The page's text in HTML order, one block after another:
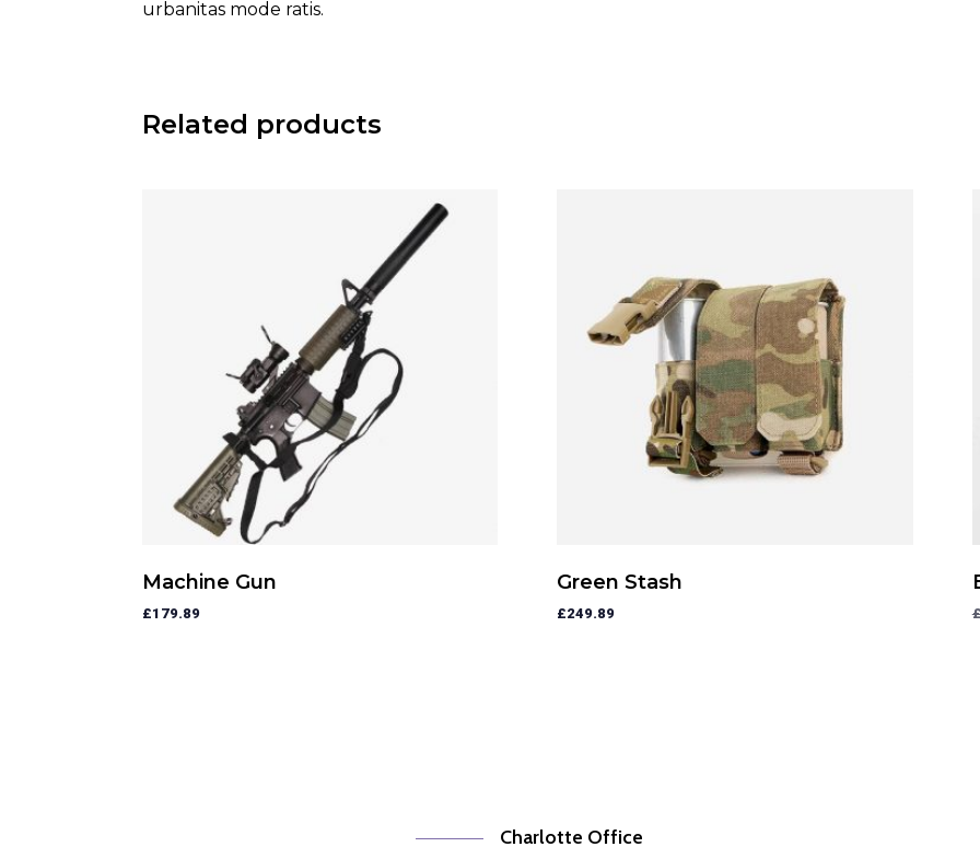
urbanitas mode ratis.
Related products
Machine Gun
£179.89
Green Stash
£249.89
Charlotte Office